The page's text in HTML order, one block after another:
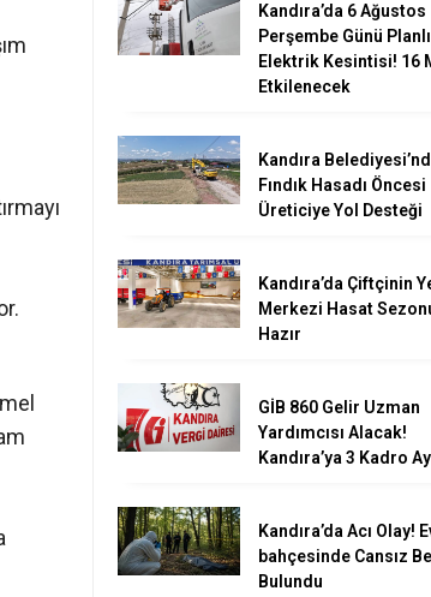
Kandıra’da 6 Ağustos
Perşembe Günü Planlı
Elektrik Kesintisi! 16
Etkilenecek
Kandıra
Fındık Hasadı Öncesi
Üreticiye Yol Desteği
Kandıra’da Çiftçinin
Merkezi Hasat
Hazır
GİB 860 Gelir Uzman
Yardımcısı Alacak!
Kandıra’ya 3 Kadro
Kandıra’da Acı Olay!
bahçesinde Cansız
Bulundu